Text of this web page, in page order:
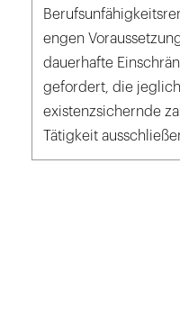
engen
dauerhafte
gefordert, die
existenzsichernde
Tätigkeit